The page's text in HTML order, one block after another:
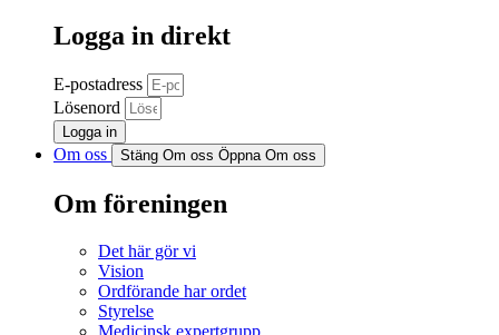
Logga in direkt
E-postadress
Lösenord
Logga in
Om oss Stäng Om oss Öppna Om oss
Om föreningen
Det här gör vi
Vision
Ordförande har ordet
Styrelse
Medicinsk expertgrupp